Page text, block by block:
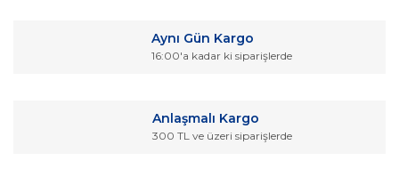
Görüş ve önerileriniz için teşekkür ederiz.
Ürün bilgilerinde hatalar bulunuyor.
Aynı Gün Kargo
16:00'a kadar ki siparişlerde
Anlaşmalı Kargo
300 TL ve üzeri siparişlerde